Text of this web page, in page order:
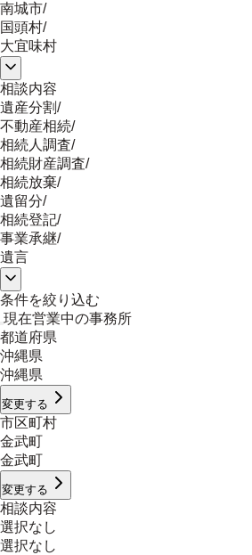
南城市/
国頭村/
大宜味村
相談内容
遺産分割/
不動産相続/
相続人調査/
相続財産調査/
相続放棄/
遺留分/
相続登記/
事業承継/
遺言
条件を絞り込む
現在営業中の事務所
都道府県
沖縄県
沖縄県
変更する
市区町村
金武町
金武町
変更する
相談内容
選択なし
選択なし